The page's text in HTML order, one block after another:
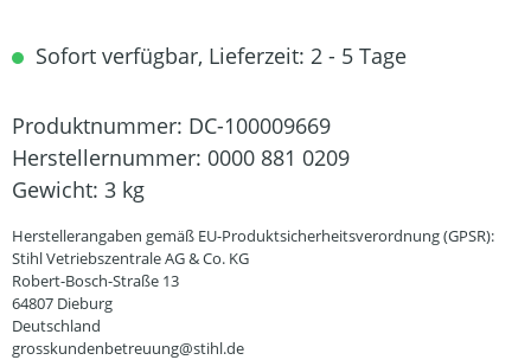
Sofort verfügbar, Lieferzeit: 2 - 5 Tage
Produktnummer: DC-100009669
Herstellernummer: 0000 881 0209
Gewicht: 3 kg
Herstellerangaben gemäß EU-Produktsicherheitsverordnung (GPSR):
Stihl Vetriebszentrale AG & Co. KG
Robert-Bosch-Straße 13
64807 Dieburg
Deutschland
grosskundenbetreuung@stihl.de